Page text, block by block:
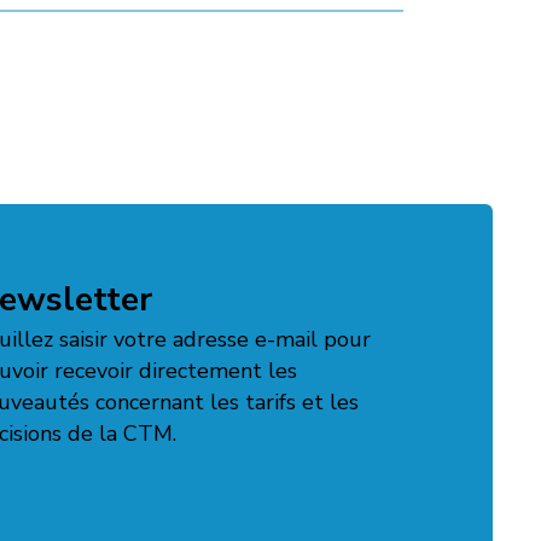
saisir votre adresse e-mail pour
recevoir directement les
concernant les tarifs et les
de la CTM.